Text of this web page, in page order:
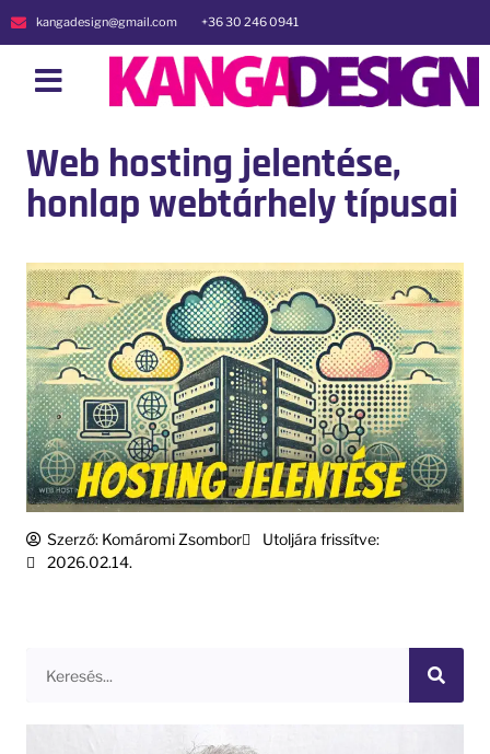
kangadesign@gmail.com +36 30 246 0941
Web hosting jelentése,
honlap webtárhely típusai
Szerző: Komáromi Zsombor
Utoljára frissítve:
2026.02.14.